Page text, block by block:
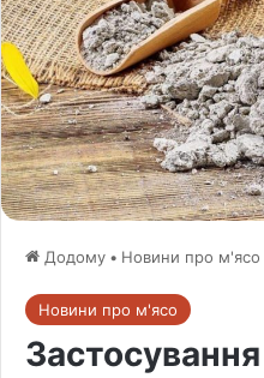
Додому • Новини про м'ясо
Новини про м'ясо
Застосування